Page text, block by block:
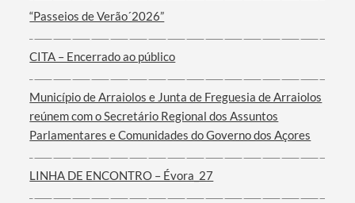
“Passeios de Verão´2026”
CITA – Encerrado ao público
Município de Arraiolos e Junta de Freguesia de Arraiolos
reúnem com o Secretário Regional dos Assuntos
Parlamentares e Comunidades do Governo dos Açores
LINHA DE ENCONTRO – Évora_27